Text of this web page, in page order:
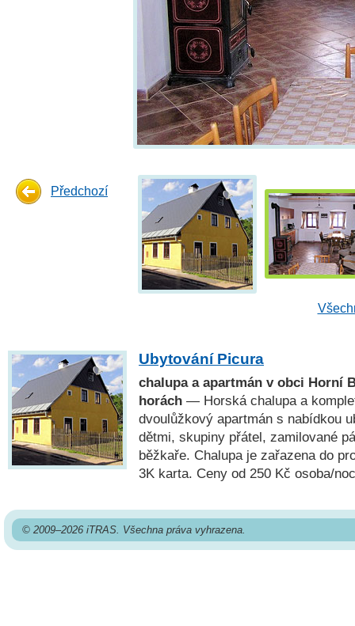
Předchozí
Ubytování Picura
chalupa a apartmán v obci Horní
horách — Horská chalupa a
dvoulůžkový apartmán s nabídkou
dětmi, skupiny přátel, zamilované
běžkaře. Chalupa je zařazena do
3K karta. Ceny od 250 Kč osoba/
© 2009–2026 iTRAS. Všechna práva vyhrazena.